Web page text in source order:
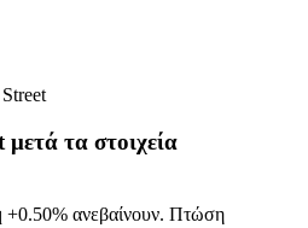
τα στοιχεία
+0.50% ανεβαίνουν. Πτώση